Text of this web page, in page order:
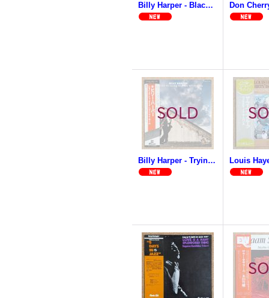
Billy Harper - Black Saint
Billy Harper - Trying To Make Heaven My Home